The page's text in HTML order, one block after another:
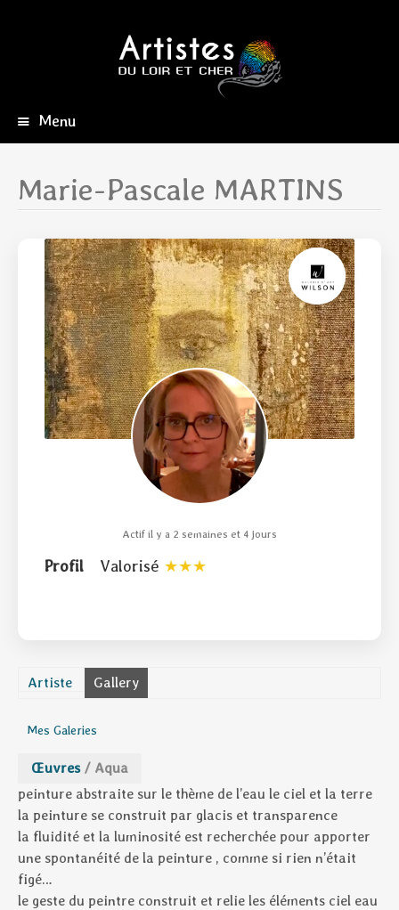
Menu
principal
Marie-Pascale MARTINS
Actif il y a 2 semaines et 4 jours
Profil Valorisé
Artiste Gallery
Mes Galeries
Œuvres / Aqua
peinture abstraite sur le thème de l’eau le ciel et la terre
la peinture se construit par glacis et transparence
la fluidité et la luminosité est recherchée pour apporter
une spontanéité de la peinture , comme si rien n’était
figé…
le geste du peintre construit et relie les éléments ciel eau